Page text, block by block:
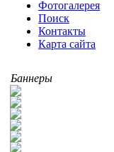
Фотогалерея
Поиск
Контакты
Карта сайта
Баннеры